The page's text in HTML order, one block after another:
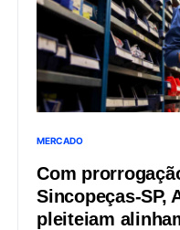
MERCADO
Com
Sincopeças-SP,
pleiteiam